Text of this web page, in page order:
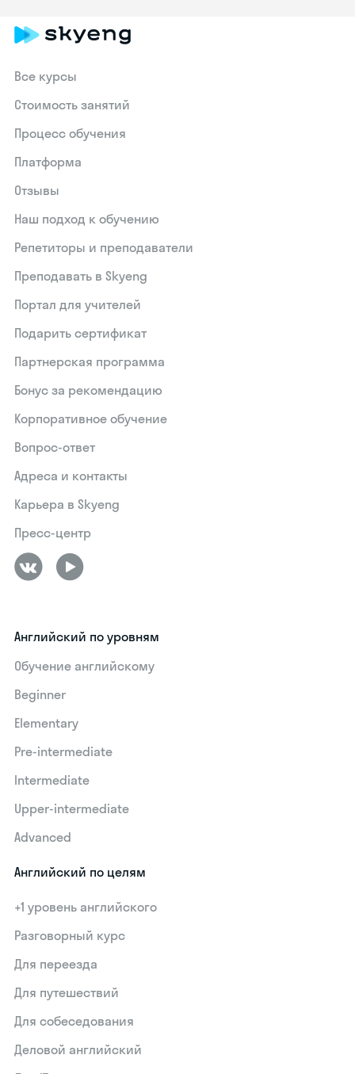
Все курсы
Стоимость занятий
Процесс обучения
Платформа
Отзывы
Наш подход к обучению
Репетиторы и преподаватели
Преподавать в Skyeng
Портал для учителей
Подарить сертификат
Партнерская программа
Бонус за рекомендацию
Корпоративное обучение
Вопрос-ответ
Адреса и контакты
Карьера в Skyeng
Пресс-центр
Английский по уровням
Обучение английскому
Beginner
Elementary
Pre-intermediate
Intermediate
Upper-intermediate
Advanced
Английский по целям
+1 уровень английского
Разговорный курс
Для переезда
Для путешествий
Для собеседования
Деловой английский